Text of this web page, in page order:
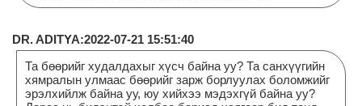
DR. ADITYA:2022-07-21 15:51:40
Та бөөрийг худалдахыг хүсч байна уу? Та санхүүгийн
хямралын улмаас бөөрийг зарж борлуулах боломжийг
эрэлхийлж байна уу, юу хийхээ мэдэхгүй байна уу?